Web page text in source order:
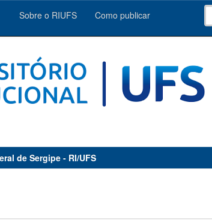
Sobre o RIUFS Como publicar
de Sergipe - RI/UFS